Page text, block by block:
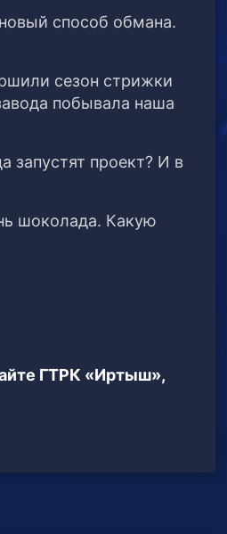
способ обмана.
сезон стрижки
побывала наша
проект? И в
шоколада. Какую
ГТРК «Иртыш»,